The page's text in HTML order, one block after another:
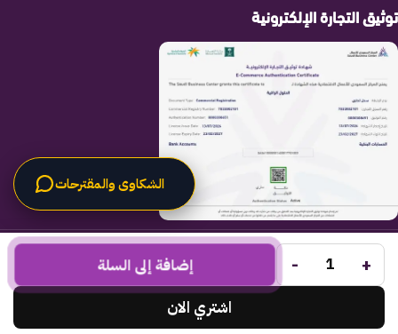
توثيق التجارة الإلكترونية
جميع الحقوق محفوظة لـالحلول الراقية© 2025.
تم التطوير بواسطةCode Times
. +
- إضافة إلى السلة
اشتري الان
الشكاوى والمقترحات